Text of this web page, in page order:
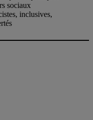
sociaux
inclusives,